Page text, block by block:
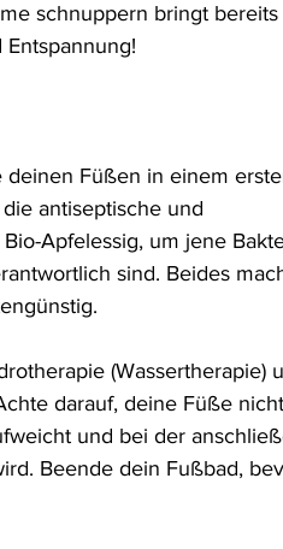
schnuppern bringt bereits
Füßen in einem
antiseptische und
Apfelessig, um jene
sind. Beides
(Wassertherapie)
darauf, deine Füße
und bei der
Beende dein Fußbad,